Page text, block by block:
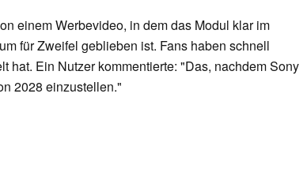
einem Werbevideo, in dem das Modul klar im
für Zweifel geblieben ist. Fans haben schnell
hat. Ein Nutzer kommentierte: "Das, nachdem Sony
2028 einzustellen."